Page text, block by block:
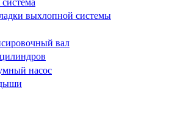
выхлопной системы
вал
насос